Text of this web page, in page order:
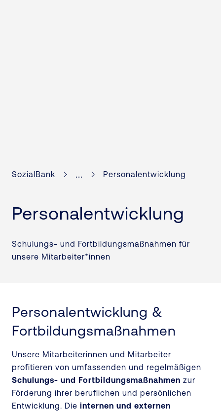
SozialBank ... Personalentwicklung
Personalentwicklung
Schulungs- und Fortbildungsmaßnahmen für
unsere Mitarbeiter*innen
Personalentwicklung &
Fortbildungsmaßnahmen
Unsere Mitarbeiterinnen und Mitarbeiter
profitieren von umfassenden und regelmäßigen
Schulungs- und Fortbildungsmaßnahmen zur
Förderung ihrer beruflichen und persönlichen
Entwicklung. Die internen und externen